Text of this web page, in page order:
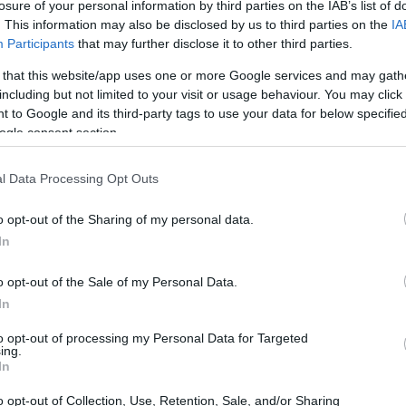
of your personal information by third parties on the IAB’s list of
This information may also be disclosed by us to third parties on the
Participants that may further disclose it to other third parties.
that this website/app uses one or more Google services and may
but not limited to your visit or usage behaviour. You may
to Google and its third-party tags to use your data for below
consent section.
Data Processing Opt Outs
opt-out of the Sharing of my personal data.
opt-out of the Sale of my Personal Data.
opt-out of processing my Personal Data for Targeted
opt-out of Collection, Use, Retention, Sale, and/or Sharing
que los particulares prestan dinero a otros
en los últimos años. Este sistema permite a los
del cobro de intereses sobre los préstamos que
es fundamental entender los riesgos y las
crowdlending
una plataforma que se adapte a tus
tener en cuenta:
esté regulada y tenga buenas críticas de usuarios.
que ofrece, ya que algunos pueden tener un riesgo